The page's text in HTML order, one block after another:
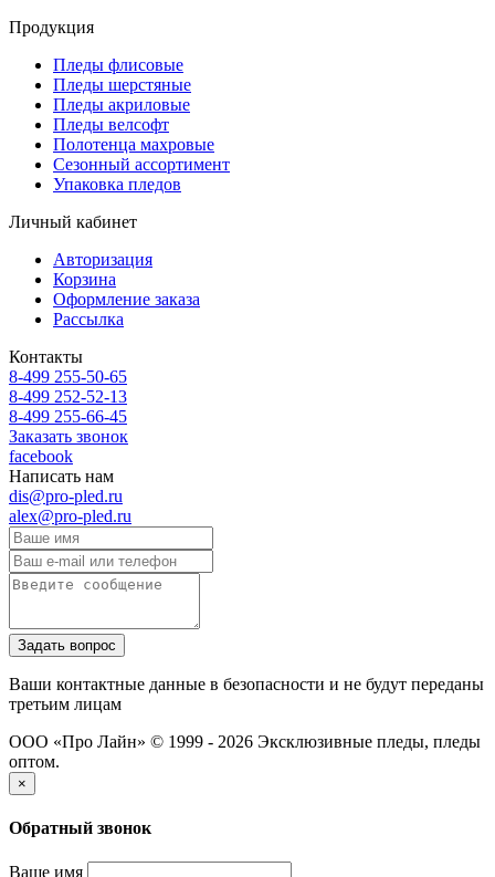
Продукция
Пледы флисовые
Пледы шерстяные
Пледы акриловые
Пледы велсофт
Полотенца махровые
Сезонный ассортимент
Упаковка пледов
Личный кабинет
Авторизация
Корзина
Оформление заказа
Рассылка
Контакты
8-499 255-50-65
8-499 252-52-13
8-499 255-66-45
Заказать звонок
facebook
Написать нам
dis@pro-pled.ru
alex@pro-pled.ru
Ваши контактные данные в безопасности и не будут переданы
третьим лицам
ООО «Про Лайн» © 1999 - 2026 Эксклюзивные пледы, пледы
оптом.
×
Обратный звонок
Ваше имя